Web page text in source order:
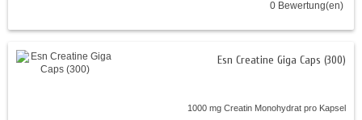
0 Bewertung(en)
Esn Creatine Giga Caps (300)
1000 mg Creatin Monohydrat pro Kapsel